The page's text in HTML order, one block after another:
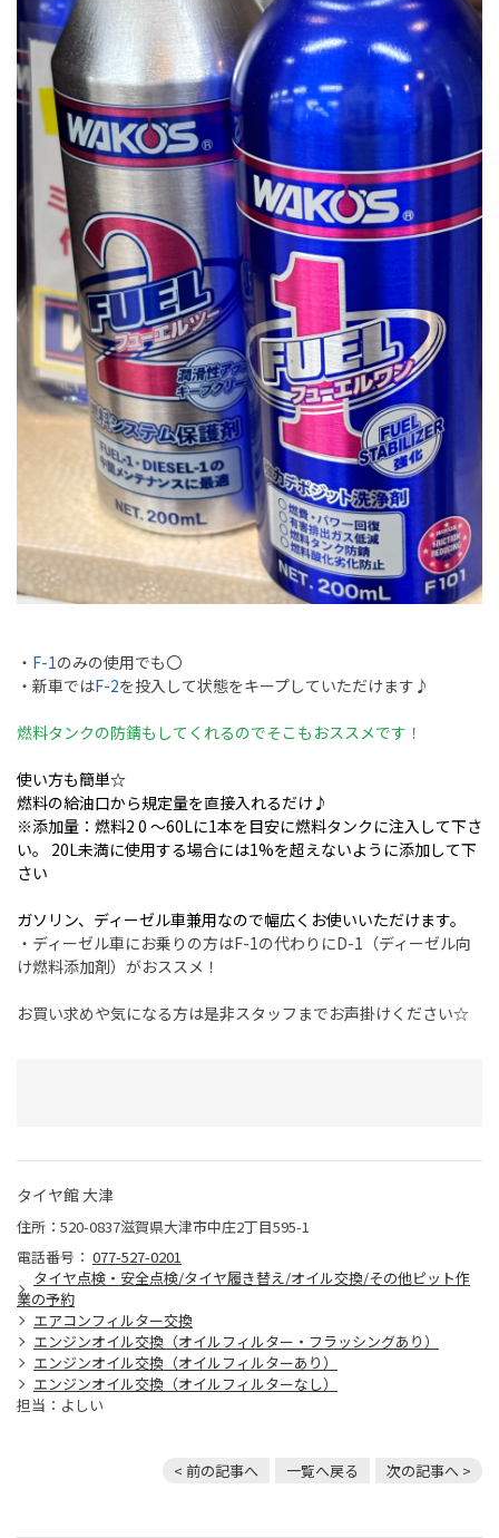
・ F-1のみの使用でも〇
・新車ではF-2を投入して状態をキープしていただけます♪
燃料タンクの防錆もしてくれるのでそこもおススメです！
使い方も簡単☆
燃料の給油口から規定量を直接入れるだけ♪
※添加量：燃料2 0 ～60Lに1本を目安に燃料タンクに注入して下さ
い。 20L未満に使用する場合には1%を超えないように添加して下
さい
ガソリン、ディーゼル車兼用なので幅広くお使いいただけます。
・ディーゼル車にお乗りの方はF-1の代わりにD-1（ディーゼル向
け燃料添加剤）がおススメ！
お買い求めや気になる方は是非スタッフまでお声掛けください☆
タイヤ館 大津
住所：520-0837滋賀県大津市中庄2丁目595-1
電話番号： 077-527-0201
タイヤ点検・安全点検/タイヤ履き替え/オイル交換/その他ピット作
業の予約
エアコンフィルター交換
エンジンオイル交換（オイルフィルター・フラッシングあり）
エンジンオイル交換（オイルフィルターあり）
エンジンオイル交換（オイルフィルターなし）
担当：よしい
< 前の記事へ 一覧へ戻る 次の記事へ >